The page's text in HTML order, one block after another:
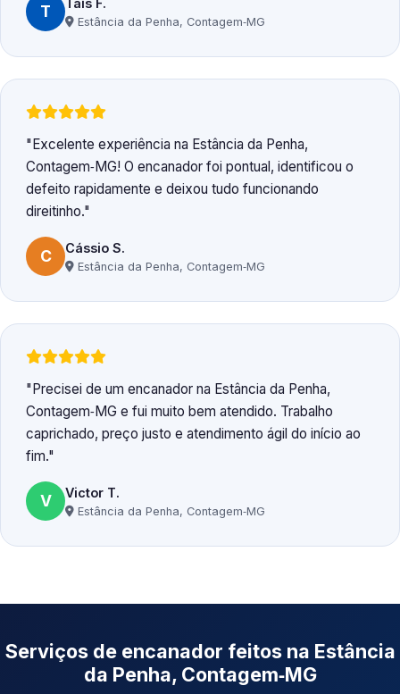
T
Estância da Penha, Contagem‑MG
Excelente experiência na Estância da Penha,
Contagem‑MG! O encanador foi pontual, identificou o
defeito rapidamente e deixou tudo funcionando
direitinho.
C Cássio S.
Estância da Penha, Contagem‑MG
Precisei de um encanador na Estância da Penha,
Contagem‑MG e fui muito bem atendido. Trabalho
caprichado, preço justo e atendimento ágil do início ao
fim.
V Victor T.
Estância da Penha, Contagem‑MG
Serviços de encanador feitos na Estância
da Penha, Contagem‑MG